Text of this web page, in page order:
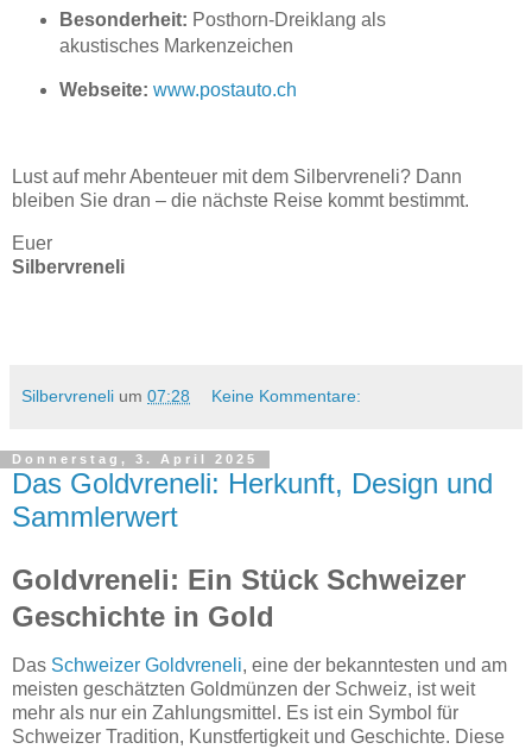
Besonderheit: Posthorn-Dreiklang als
akustisches Markenzeichen
Webseite: www.postauto.ch
Lust auf mehr Abenteuer mit dem Silbervreneli? Dann
bleiben Sie dran – die nächste Reise kommt bestimmt.
Euer
Silbervreneli
Silbervreneli um 07:28 Keine Kommentare:
Donnerstag, 3. April 2025
Das Goldvreneli: Herkunft, Design und
Sammlerwert
Goldvreneli: Ein Stück Schweizer
Geschichte in Gold
Das Schweizer Goldvreneli, eine der bekanntesten und am
meisten geschätzten Goldmünzen der Schweiz, ist weit
mehr als nur ein Zahlungsmittel. Es ist ein Symbol für
Schweizer Tradition, Kunstfertigkeit und Geschichte. Diese